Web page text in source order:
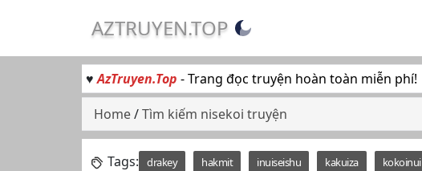
AZTRUYEN.TOP
♥AzTruyen.Top - Trang đọc truyện hoàn toàn miễn phí!
Home/Tìm kiếm nisekoi truyện
Tags: drakey hakmit inuiseishu kakuiza kokoinui